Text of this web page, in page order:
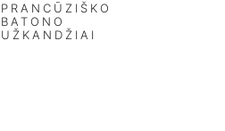
PRANCŪZIŠKO
BATONO
UŽKANDŽIAI